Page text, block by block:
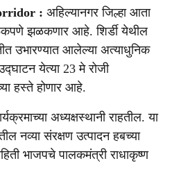
: अहिल्यानगर जिल्हा आता
झळकणार आहे. शिर्डी येथील
उभारण्यात आलेल्या अत्याधुनिक
येत्या 23 मे रोजी
हस्ते होणार आहे.
अध्यक्षस्थानी राहतील. या
नव्या संरक्षण उत्पादन हबच्या
भाजपचे पालकमंत्री राधाकृष्ण